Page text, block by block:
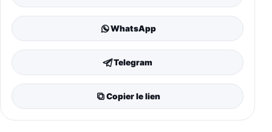
WhatsApp
Telegram
Copier le lien